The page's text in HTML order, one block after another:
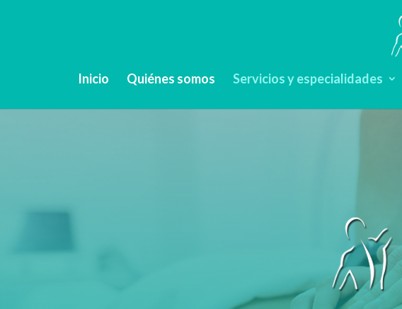
Inicio Quiénes somos Servicios y especialidades